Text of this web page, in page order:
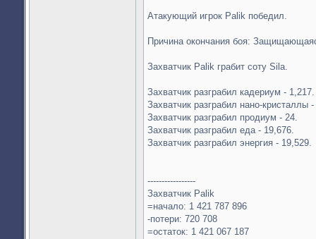
Атакующий игрок Palik победил.
Причина окончания боя:
Захватчик Palik грабит соту Sila.
Захватчик разграбил кадериум - 1,217.
Захватчик разграбил нано-кристаллы
Захватчик разграбил продиум - 24.
Захватчик разграбил еда - 19,676.
Захватчик разграбил энергия - 19,529.
-----------------
Захватчик Palik
=начало: 1 421 787 896
-потери: 720 708
=остаток: 1 421 067 187